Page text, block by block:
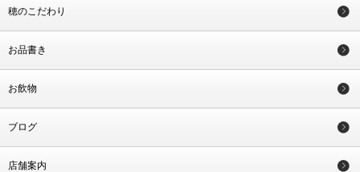
穂のこだわり
お品書き
お飲物
ブログ
店舗案内